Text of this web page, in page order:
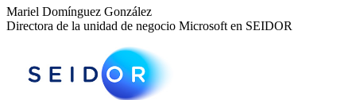
Mariel Domínguez González
Directora de la unidad de negocio Microsoft en SEIDOR